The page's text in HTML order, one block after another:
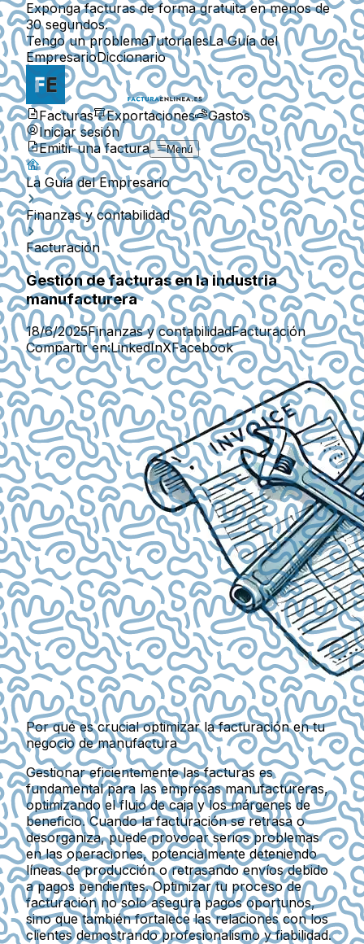
Exponga facturas de forma gratuita en menos de
30 segundos.
Tengo un problemaTutorialesLa Guía del
EmpresarioDiccionario
Facturas Exportaciones
Gastos
Iniciar sesión
Emitir una factura
Menú
La Guía del Empresario
Finanzas y contabilidad
Facturación
Gestión de facturas en la industria
manufacturera
18/6/2025Finanzas y contabilidadFacturación
Compartir en:LinkedInXFacebook
Por qué es crucial optimizar la facturación en tu
negocio de manufactura
Gestionar eficientemente las facturas es
fundamental para las empresas manufactureras,
optimizando el flujo de caja y los márgenes de
beneficio. Cuando la facturación se retrasa o
desorganiza, puede provocar serios problemas
en las operaciones, potencialmente deteniendo
líneas de producción o retrasando envíos debido
a pagos pendientes. Optimizar tu proceso de
facturación no solo asegura pagos oportunos,
sino que también fortalece las relaciones con los
clientes demostrando profesionalismo y fiabilidad.